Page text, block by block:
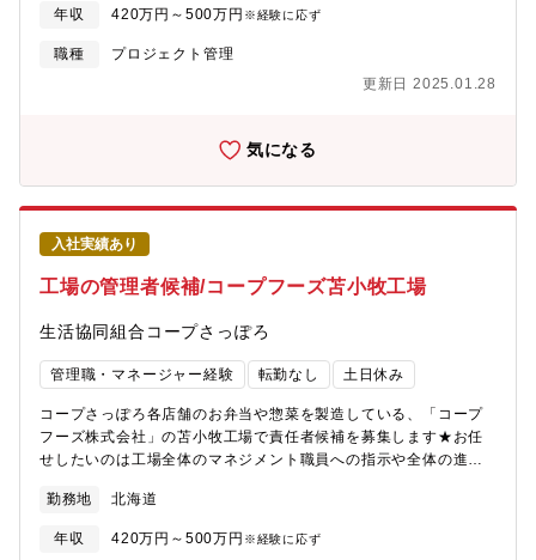
雇用元は「生活協同組合コープさっぽろ」*試用期間3ヶ月後、1回
目3ヶ月、2回目6か月、計1年の契約期間を経て、無期契約を想定
した採用です*原則引っ越しを伴う異動はありません*勤続1年後に
年収 420万円～500万円 ※経験に応ず
職種
プロジェクト管理
更新日 2025.01.28
気になる
入社実績あり
工場の管理者候補/コープフーズ苫小牧工場
生活協同組合コープさっぽろ
管理職・マネージャー経験 転勤なし 土日休み
コープさっぽろ各店舗のお弁当や惣菜を製造している、「コープ
フーズ株式会社」の苫小牧工場で責任者候補を募集します★お任
せしたいのは工場全体のマネジメント職員への指示や全体の進捗
作成で、無理なくお仕事していただけます。※正社員登用制度あ
り*雇用元は「生活協同組合コープさっぽろ」*試用期間3ヶ月後、
1回目3ヶ月、2回目6か月、計1年の契約期間を経て、無期契約を
勤務地 北海道
年収 420万円～500万円 ※経験に応ず